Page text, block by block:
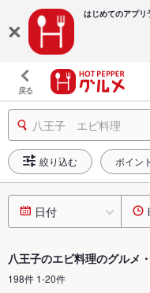
はじめてのアプリ
戻る
八王子 エビ料理
絞り込む ポイン
日付
八王子のエビ料理のグルメ
198件 1-20件